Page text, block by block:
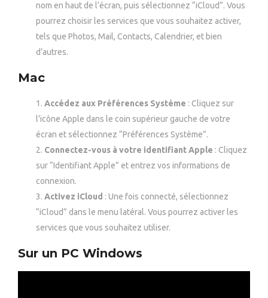
nom en haut de l’écran, puis sélectionnez “iCloud”. Vous
pourrez choisir les services que vous souhaitez activer,
tels que Photos, Mail, Contacts, Calendrier, et bien
d’autres.
Mac
Accédez aux Préférences Système : Cliquez sur
l’icône Apple dans le coin supérieur gauche de votre
écran et sélectionnez “Préférences Système”.
Connectez-vous à votre identifiant Apple : Cliquez
sur “Identifiant Apple” et entrez vos informations de
connexion.
Activez iCloud : Une fois connecté, sélectionnez
“iCloud” dans le menu latéral. Vous pourrez activer les
services que vous souhaitez utiliser.
Sur un PC Windows